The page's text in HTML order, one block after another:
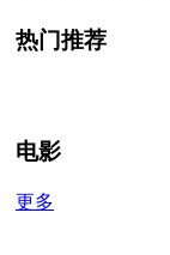
热门推荐
电影
更多